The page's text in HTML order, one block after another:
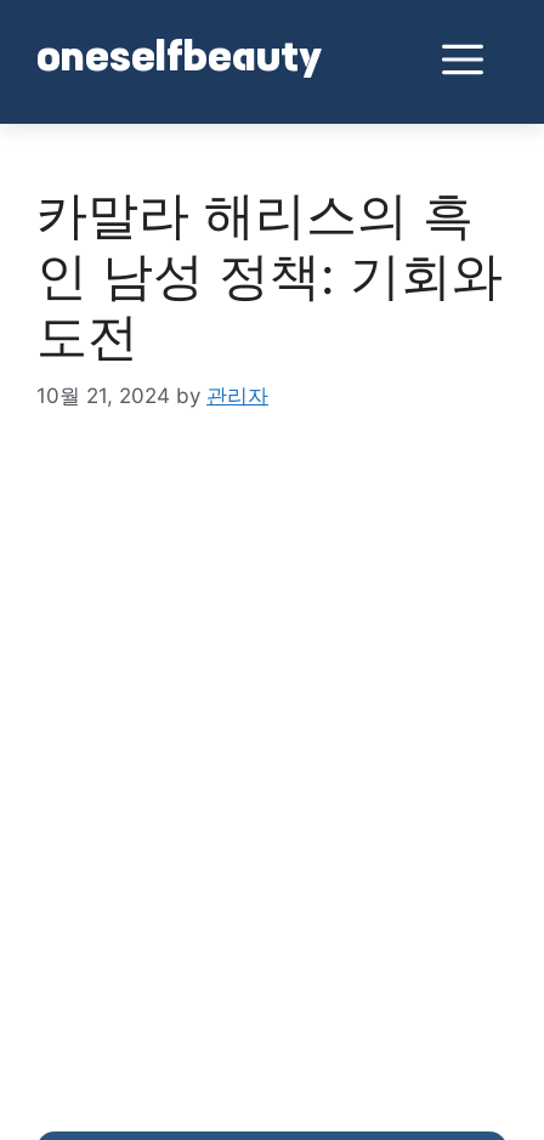
contentoneselfbeauty
카말라 해리스의 흑
인 남성 정책: 기회와
도전
10월 21, 2024 by 관리자